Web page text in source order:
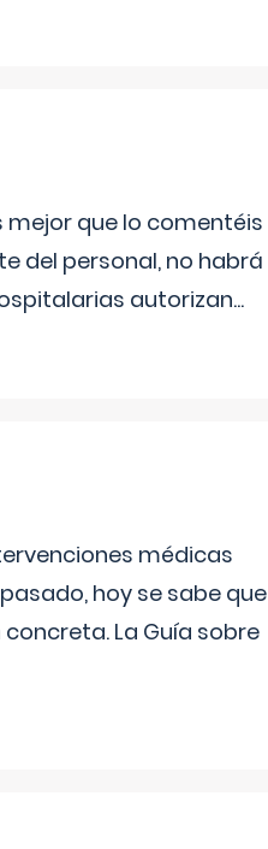
mejor que lo comentéis
del personal, no habrá
autorizan...
médicas
hoy se sabe que
La Guía sobre